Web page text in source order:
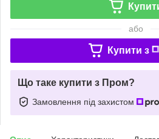
або
Купити з
Що таке купити з Пром?
Замовлення під захистом